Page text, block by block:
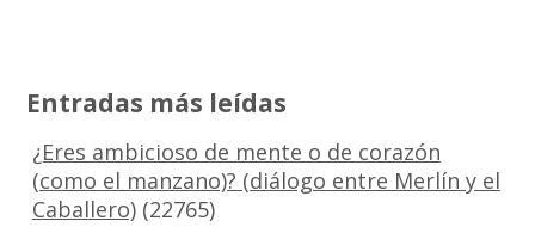
Entradas más leídas
¿Eres ambicioso de mente o de corazón
(como el manzano)? (diálogo entre Merlín y el
Caballero)(22765)